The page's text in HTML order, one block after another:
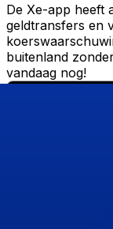
De Xe-app heeft
geldtransfers en
buitenland
vandaag nog!